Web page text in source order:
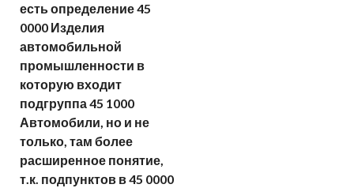
есть определение 45
0000 Изделия
автомобильной
промышленности в
которую входит
подгруппа 45 1000
Автомобили, но и не
только, там более
расширенное понятие,
т.к. подпунктов в 45 0000